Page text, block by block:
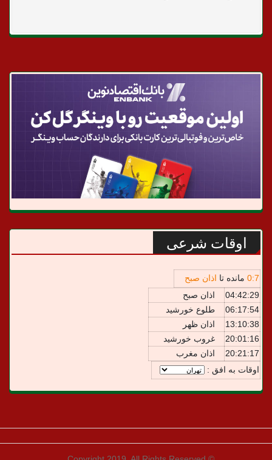
اوقات شرعی
0:7 مانده تا اذان صبح
04:42:29
اذان صبح
06:17:54
طلوع خورشید
13:10:38
اذان ظهر
20:01:16
غروب خورشید
20:21:17
اذان مغرب
اوقات به افق :